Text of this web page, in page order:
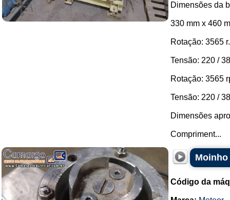
Dimensões da
330 mm x 460
Rotação: 3565
Tensão: 220 /
Rotação: 3565
Tensão: 220 /
Dimensões
Compriment...
Código da